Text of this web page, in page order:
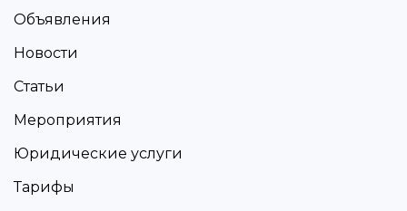
Объявления
Новости
Статьи
Мероприятия
Юридические услуги
Тарифы